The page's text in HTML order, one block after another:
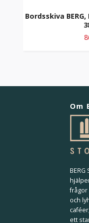
Bordsskiva
Om
frågor
och
ett